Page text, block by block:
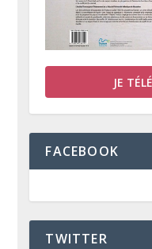
JE
FACEBOOK
TWITTER